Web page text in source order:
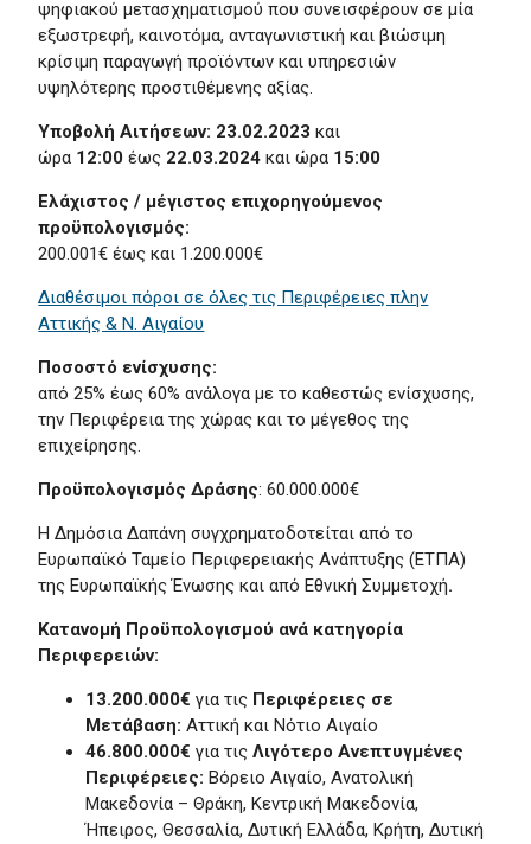
ψηφιακού μετασχηματισμού που συνεισφέρουν σε μία
εξωστρεφή, καινοτόμα, ανταγωνιστική και βιώσιμη
κρίσιμη παραγωγή προϊόντων και υπηρεσιών
υψηλότερης προστιθέμενης αξίας.
Υποβολή Αιτήσεων: 23.02.2023 και
ώρα 12:00έως 22.03.2024 και ώρα 15:00
Ελάχιστος / μέγιστος επιχορηγούμενος
προϋπολογισμός:
200.001€ έως και 1.200.000€
Διαθέσιμοι πόροι σε όλες τις Περιφέρειες πλην
Αττικής & Ν. Αιγαίου
Ποσοστό ενίσχυσης:
από 25% έως 60% ανάλογα με το καθεστώς ενίσχυσης,
την Περιφέρεια της χώρας και το μέγεθος της
επιχείρησης.
Προϋπολογισμός Δράσης: 60.000.000€
Η Δημόσια Δαπάνη συγχρηματοδοτείται από το
Ευρωπαϊκό Ταμείο Περιφερειακής Ανάπτυξης (ΕΤΠΑ)
της Ευρωπαϊκής Ένωσης και από Εθνική Συμμετοχή.
Κατανομή Προϋπολογισμού ανά κατηγορία
Περιφερειών:
13.200.000€ για τις Περιφέρειες σε
Μετάβαση:Αττική και Νότιο Αιγαίο
46.800.000€ για τιςΛιγότερο Ανεπτυγμένες
Περιφέρειες:Βόρειο Αιγαίο, Ανατολική
Μακεδονία – Θράκη, Κεντρική Μακεδονία,
Ήπειρος, Θεσσαλία, Δυτική Ελλάδα, Κρήτη, Δυτική